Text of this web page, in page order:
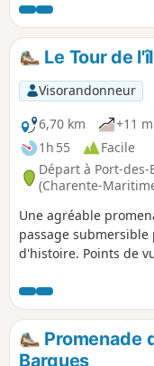
de Rochefort de
mer. On mettait des
afin de les endurcir
Le Tour de
Visorandonneur
6,70 km
+11 m
1h 55
Facile
Départ à Port-des-
(Charente-
Une agréable
passage
d'histoire. Points de
Promenade
Barques